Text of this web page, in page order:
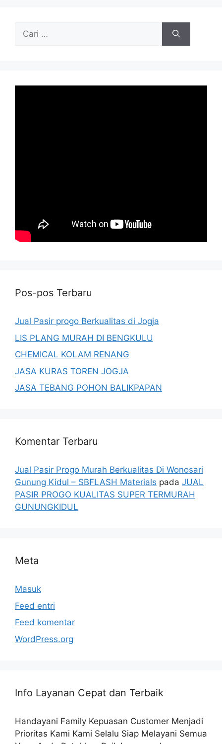
Cari
Pos-pos Terbaru
Jual Pasir progo Berkualitas di Jogja
LIS PLANG MURAH DI BENGKULU
CHEMICAL KOLAM RENANG
JASA KURAS TOREN JOGJA
JASA TEBANG POHON BALIKPAPAN
Komentar Terbaru
Jual Pasir Progo Murah Berkualitas Di Wonosari
Gunung Kidul – SBFLASH Materials pada JUAL
PASIR PROGO KUALITAS SUPER TERMURAH
GUNUNGKIDUL
Meta
Masuk
Feed entri
Feed komentar
WordPress.org
Info Layanan Cepat dan Terbaik
Handayani Family Kepuasan Customer Menjadi
Prioritas Kami Kami Selalu Siap Melayani Semua